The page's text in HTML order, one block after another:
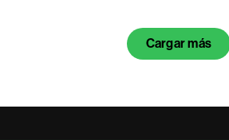
Cargar más